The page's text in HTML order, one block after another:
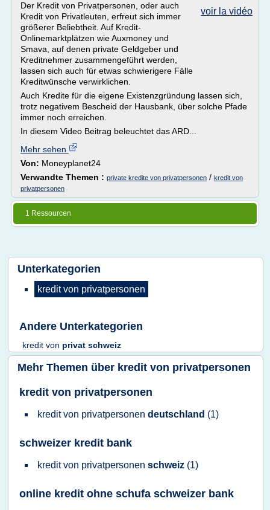
voir la vidéo
Der Kredit von Privatpersonen, oder auch
Kredit von Privatleuten, erfreut sich immer
größerer Beliebtheit. Auf Kredit-
Onlinemarktplätzen wie Auxmoney und
Smava, auf denen private Geldgeber und
Kreditnehmer zusammengeführt werden,
lassen sich auch für etwas schwierigere Fälle
Kreditwünsche verwirklichen.
Auch Kredite für die eigene Existenzgründung lassen sich,
trotz negativem Bescheid der Hausbank, über solche Pfade
immer noch erreichen.
In diesem Video Beitrag beleuchtet das ARD...
Mehr sehen
Von: Moneyplanet24
Verwandte Themen : private kredite von privatpersonen / kredit von
privatpersonen
1 Ressourcen
Unterkategorien
kredit von privatpersonen
Andere Unterkategorien
kredit von privat schweiz
Mehr Themen über kredit von privatpersonen
kredit von privatpersonen
kredit von privatpersonen deutschland (1)
schweizer kredit bank
kredit von privatpersonen schweiz (1)
online kredit ohne schufa schweizer bank